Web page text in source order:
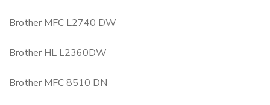
Brother MFC L2740 DW
Brother HL L2360DW
Brother MFC 8510 DN